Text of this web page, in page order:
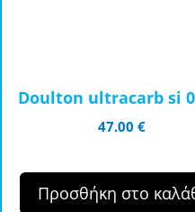
Doulton ultracarb si
47.00 €
Προσθήκη στο